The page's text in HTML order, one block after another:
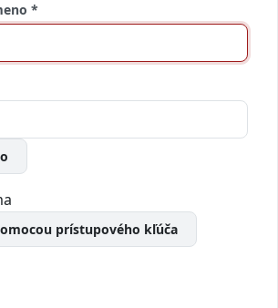
*
prístupového kľúča